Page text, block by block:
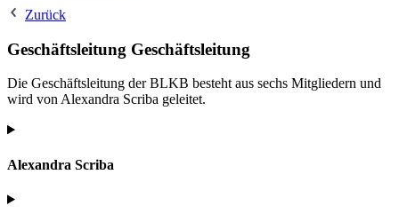
Zurück
Geschäftsleitung Geschäftsleitung
Die Geschäftsleitung der BLKB besteht aus sechs Mitgliedern und
wird von Alexandra Scriba geleitet.
Alexandra Scriba